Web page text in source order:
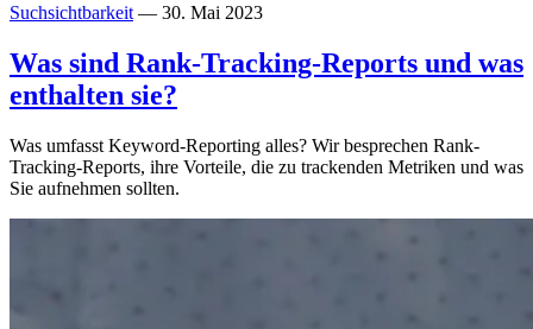
Suchsichtbarkeit — 30. Mai 2023
Was sind Rank-Tracking-Reports und was
enthalten sie?
Was umfasst Keyword-Reporting alles? Wir besprechen Rank-
Tracking-Reports, ihre Vorteile, die zu trackenden Metriken und was
Sie aufnehmen sollten.